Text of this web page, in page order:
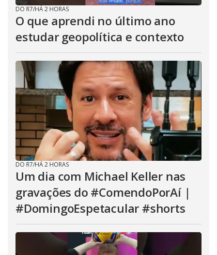
DO R7/HÁ 2 HORAS
O que aprendi no último ano
estudar geopolítica e contexto
DO R7/HÁ 2 HORAS
Um dia com Michael Keller nas
gravações do #ComendoPorAí |
#DomingoEspetacular #shorts